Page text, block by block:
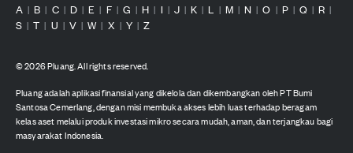
A | B | C | D | E | F | G | H | I | J | K | L | M | N | O | P | Q | R |
S | T | U | V | W | X | Y | Z
©2026Pluang. All rights reserved.
Pluang adalah aplikasi finansial yang dikelola dan dikembangkan oleh PT Bumi
Santosa Cemerlang, dengan misi membuka akses lebih luas terhadap beragam
kelas aset melalui produk investasi mikro secara mudah, aman, dan terjangkau bagi
masyarakat Indonesia.